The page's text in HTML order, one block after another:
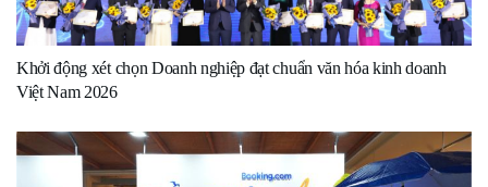
Khởi động xét chọn Doanh nghiệp đạt chuẩn văn hóa kinh doanh
Việt Nam 2026